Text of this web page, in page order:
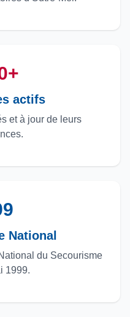
actifs
et à jour de leurs
National
du Secourisme
1999.